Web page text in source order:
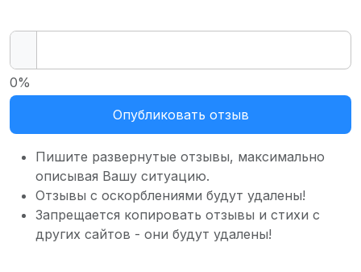
Опубликовать отзыв
0%
Пишите развернутые отзывы, максимально
описывая Вашу ситуацию.
Отзывы с оскорблениями будут удалены!
Запрещается копировать отзывы и стихи с
других сайтов - они будут удалены!